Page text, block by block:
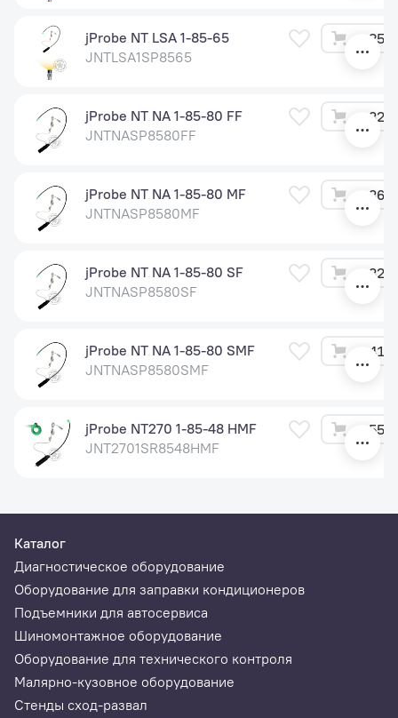
jProbe NT LSA 1-85-65
JNTLSA1SP8565
25
jProbe NT NA 1-85-80 FF
JNTNASP8580FF
32
jProbe NT NA 1-85-80 MF
JNTNASP8580MF
36
jProbe NT NA 1-85-80 SF
JNTNASP8580SF
32
jProbe NT NA 1-85-80 SMF
JNTNASP8580SMF
41
jProbe NT270 1-85-48 HMF
JNT2701SR8548HMF
55
Каталог
Диагностическое оборудование
Оборудование для заправки кондиционеров
Подъемники для автосервиса
Шиномонтажное оборудование
Оборудование для технического контроля
Малярно-кузовное оборудование
Стенды сход-развал